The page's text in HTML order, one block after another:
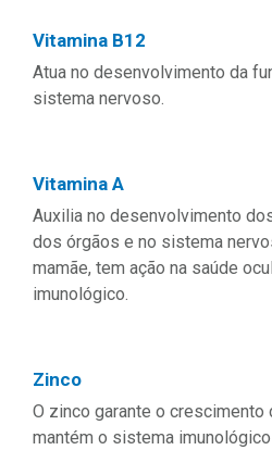
Vitamina B12
Atua no desenvolvimento da
sistema nervoso.
Vitamina A
Auxilia no desenvolvimento
dos órgãos e no sistema
mamãe, tem ação na saúde
imunológico.
Zinco
O zinco garante o
mantém o sistema